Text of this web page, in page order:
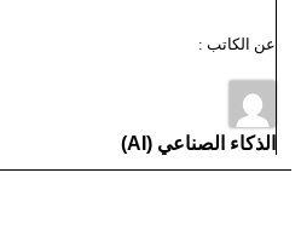
عن الكاتب :
الذكاء الصناعي (AI)